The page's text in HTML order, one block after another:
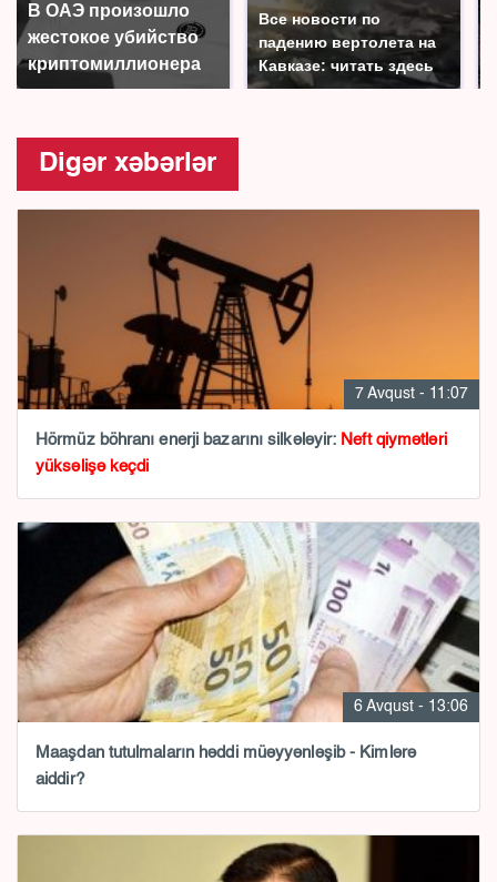
В ОАЭ произошло
жестокое убийство
криптомиллионера
Все новости по
падению вертолета на
Кавказе: читать здесь
Digər xəbərlər
7 Avqust - 11:07
Hörmüz böhranı enerji bazarını silkələyir: Neft qiymətləri
yüksəlişə keçdi
6 Avqust - 13:06
Maaşdan tutulmaların həddi müəyyənləşib - Kimlərə
aiddir?